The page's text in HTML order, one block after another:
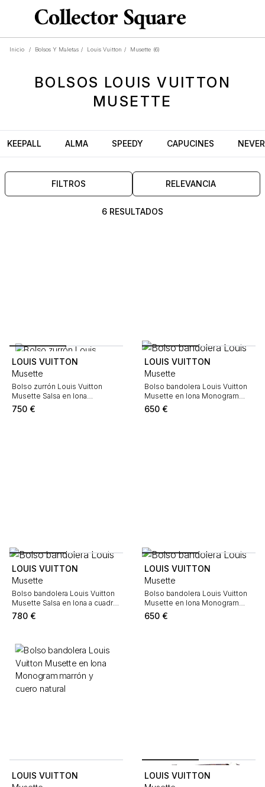
Inicio / Bolsos Y Maletas / Louis Vuitton / Musette (6)
BOLSOS LOUIS VUITTON
MUSETTE
KEEPALL ALMA SPEEDY CAPUCINES
FILTROS RELEVANCIA
6 RESULTADOS
LOUIS VUITTON
Musette
Bolso zurrón Louis Vuitton
Musette Salsa en lona
Monogram y cuero natural
750 €
LOUIS VUITTON
Musette
Bolso bandolera Louis Vuitton
Musette en lona Monogram
marrón y cuero natural
650 €
LOUIS VUITTON
Musette
Bolso bandolera Louis Vuitton
Musette Salsa en lona a cuadros
marrón y cuero marrón
780 €
LOUIS VUITTON
Musette
Bolso bandolera Louis Vuitton
Musette en lona Monogram
marrón y cuero natural
650 €
LOUIS VUITTON
LOUIS VUITTON